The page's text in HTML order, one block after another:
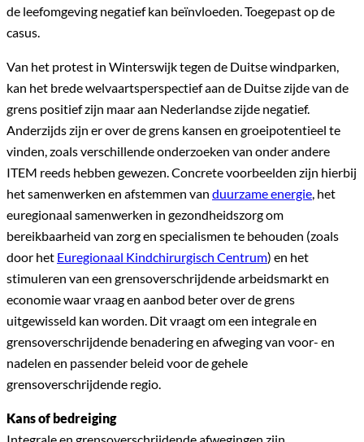
de leefomgeving negatief kan beïnvloeden. Toegepast op de
casus.
Van het protest in Winterswijk tegen de Duitse windparken,
kan het brede welvaartsperspectief aan de Duitse zijde van de
grens positief zijn maar aan Nederlandse zijde negatief.
Anderzijds zijn er over de grens kansen en groeipotentieel te
vinden, zoals verschillende onderzoeken van onder andere
ITEM reeds hebben gewezen. Concrete voorbeelden zijn hierbij
het samenwerken en afstemmen van duurzame energie, het
euregionaal samenwerken in gezondheidszorg om
bereikbaarheid van zorg en specialismen te behouden (zoals
door het Euregionaal Kindchirurgisch Centrum) en het
stimuleren van een grensoverschrijdende arbeidsmarkt en
economie waar vraag en aanbod beter over de grens
uitgewisseld kan worden. Dit vraagt om een integrale en
grensoverschrijdende benadering en afweging van voor- en
nadelen en passender beleid voor de gehele
grensoverschrijdende regio.
Kans of bedreiging